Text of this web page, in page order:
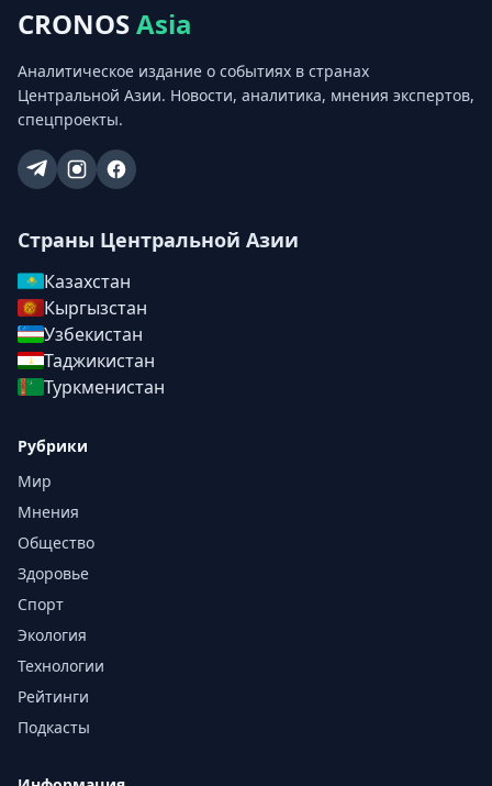
CRONOSAsia
Аналитическое издание о событиях в странах
Центральной Азии. Новости, аналитика, мнения экспертов,
спецпроекты.
Страны Центральной Азии
Казахстан
Кыргызстан
Узбекистан
Таджикистан
Туркменистан
Рубрики
Мир
Мнения
Общество
Здоровье
Спорт
Экология
Технологии
Рейтинги
Подкасты